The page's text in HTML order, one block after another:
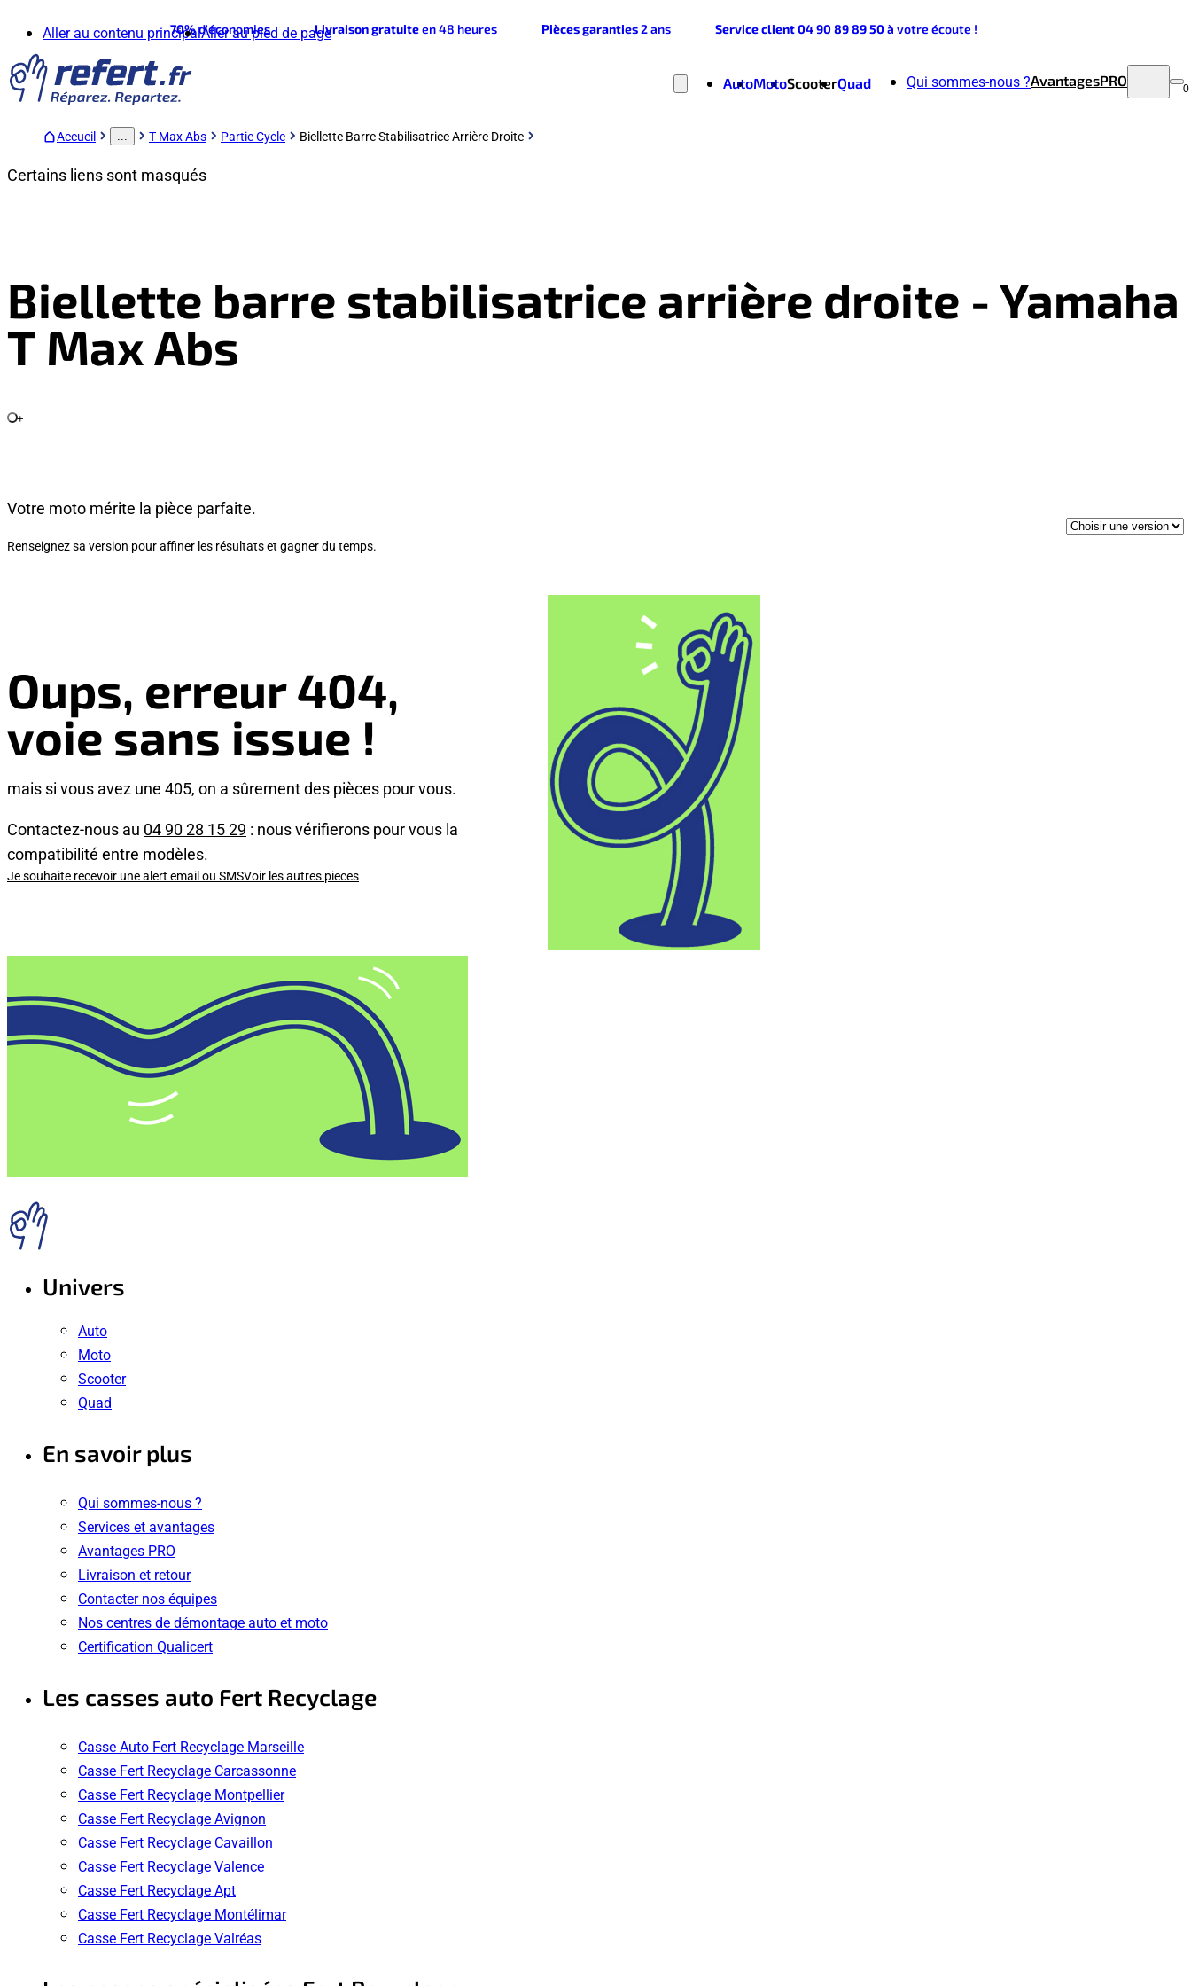
Aller au contenu principalAller au pied de page
70%d'économies Livraison gratuiteen 48 heures Pièces garanties2 ans Service client 04 90 89 89 50à votre écoute !
AutoMotoScooterQuad Qui sommes-nous ?AvantagesPRO 0
Accueil ... T Max Abs Partie Cycle Biellette Barre Stabilisatrice Arrière Droite
Certains liens sont masqués
Biellette barre stabilisatrice arrière droite - Yamaha
T Max Abs
+
Votre moto mérite la pièce parfaite.
Renseignez sa version pour affiner les résultats et gagner du temps.
Oups, erreur 404,
voie sans issue !
mais si vous avez une 405, on a sûrement des pièces pour vous.
Contactez-nous au 04 90 28 15 29 : nous vérifierons pour vous la
compatibilité entre modèles.
Je souhaite recevoir une alert email ou SMSVoir les autres pieces
Univers
Auto
Moto
Scooter
Quad
En savoir plus
Qui sommes-nous ?
Services et avantages
Avantages PRO
Livraison et retour
Contacter nos équipes
Nos centres de démontage auto et moto
Certification Qualicert
Les casses auto Fert Recyclage
Casse Auto Fert Recyclage Marseille
Casse Fert Recyclage Carcassonne
Casse Fert Recyclage Montpellier
Casse Fert Recyclage Avignon
Casse Fert Recyclage Cavaillon
Casse Fert Recyclage Valence
Casse Fert Recyclage Apt
Casse Fert Recyclage Montélimar
Casse Fert Recyclage Valréas